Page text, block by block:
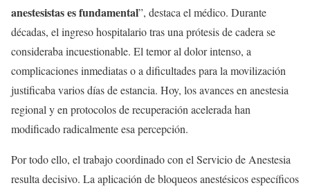
anestesistas es fundamental”, destaca el médico. Durante
décadas, el ingreso hospitalario tras una prótesis de cadera se
consideraba incuestionable. El temor al dolor intenso, a
complicaciones inmediatas o a dificultades para la movilización
justificaba varios días de estancia. Hoy, los avances en anestesia
regional y en protocolos de recuperación acelerada han
modificado radicalmente esa percepción.
Por todo ello, el trabajo coordinado con el Servicio de Anestesia
resulta decisivo. La aplicación de bloqueos anestésicos específicos